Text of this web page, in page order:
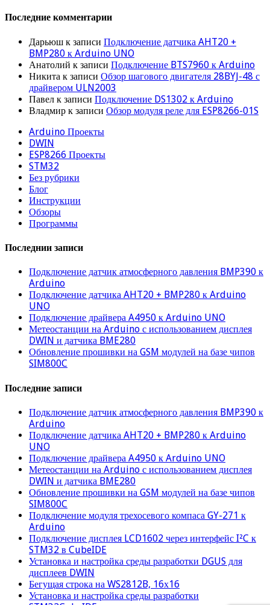
Последние комментарии
Дарьюш к записи Подключение датчика AHT20 +
BMP280 к Arduino UNO
Анатолий к записи Подключение BTS7960 к Arduino
Никита к записи Обзор шагового двигателя 28BYJ-48 с
драйвером ULN2003
Павел к записи Подключение DS1302 к Arduino
Владмир к записи Обзор модуля реле для ESP8266-01S
Arduino Проекты
DWIN
ESP8266 Проекты
STM32
Без рубрики
Блог
Инструкции
Обзоры
Программы
Последнии записи
Подключение датчик атмосферного давления BMP390 к
Arduino
Подключение датчика AHT20 + BMP280 к Arduino
UNO
Подключение драйвера A4950 к Arduino UNO
Метеостанции на Arduino с использованием дисплея
DWIN и датчика BME280
Обновление прошивки на GSM модулей на базе чипов
SIM800C
Последние записи
Подключение датчик атмосферного давления BMP390 к
Arduino
Подключение датчика AHT20 + BMP280 к Arduino
UNO
Подключение драйвера A4950 к Arduino UNO
Метеостанции на Arduino с использованием дисплея
DWIN и датчика BME280
Обновление прошивки на GSM модулей на базе чипов
SIM800C
Подключение модуля трехосевого компаса GY-271 к
Arduino
Подключение дисплея LCD1602 через интерфейс I²C к
STM32 в CubeIDE
Установка и настройка среды разработки DGUS для
дисплеев DWIN
Бегущая строка на WS2812B, 16х16
Установка и настройка среды разработки